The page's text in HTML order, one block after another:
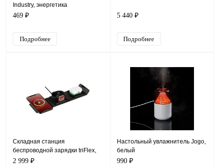
Industry, энергетика
469 ₽
Подробнее
5 440 ₽
Подробнее
Складная станция
беспроводной зарядки triFlex,
черная
2 999 ₽
Настольный увлажнитель Jogo,
белый
990 ₽